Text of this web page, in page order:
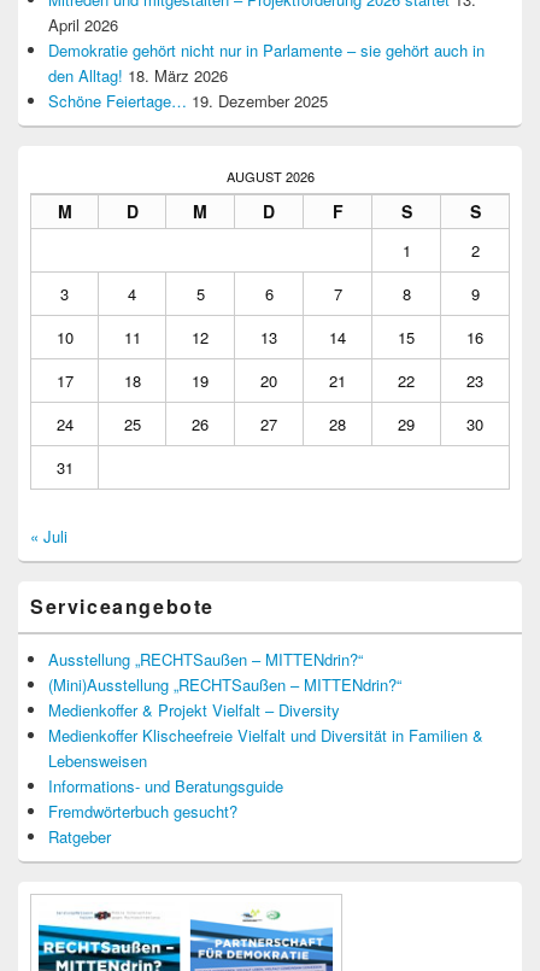
April 2026
Demokratie gehört nicht nur in Parlamente – sie gehört auch in
den Alltag! 18. März 2026
Schöne Feiertage… 19. Dezember 2025
AUGUST 2026
M D M D F S S
1
2
3
4 5 6 7 8
9
10
11 12 13 14 15
16
17
18 19 20 21 22
23
24
25 26 27 28 29
30
31
« Juli
Serviceangebote
Ausstellung „RECHTSaußen – MITTENdrin?“
(Mini)Ausstellung „RECHTSaußen – MITTENdrin?“
Medienkoffer & Projekt Vielfalt – Diversity
Medienkoffer Klischeefreie Vielfalt und Diversität in Familien &
Lebensweisen
Informations- und Beratungsguide
Fremdwörterbuch gesucht?
Ratgeber